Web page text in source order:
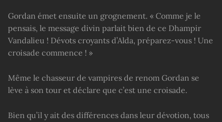
Gordan émet ensuite un grognement. « Comme je le
pensais, le message divin parlait bien de ce Dhampir
Vandalieu ! Dévots croyants d’Alda, préparez-vous ! Une
croisade commence ! »
Même le chasseur de vampires de renom Gordan se
lève à son tour et déclare que c’est une croisade.
Bien qu’il y ait des différences dans leur dévotion, tous